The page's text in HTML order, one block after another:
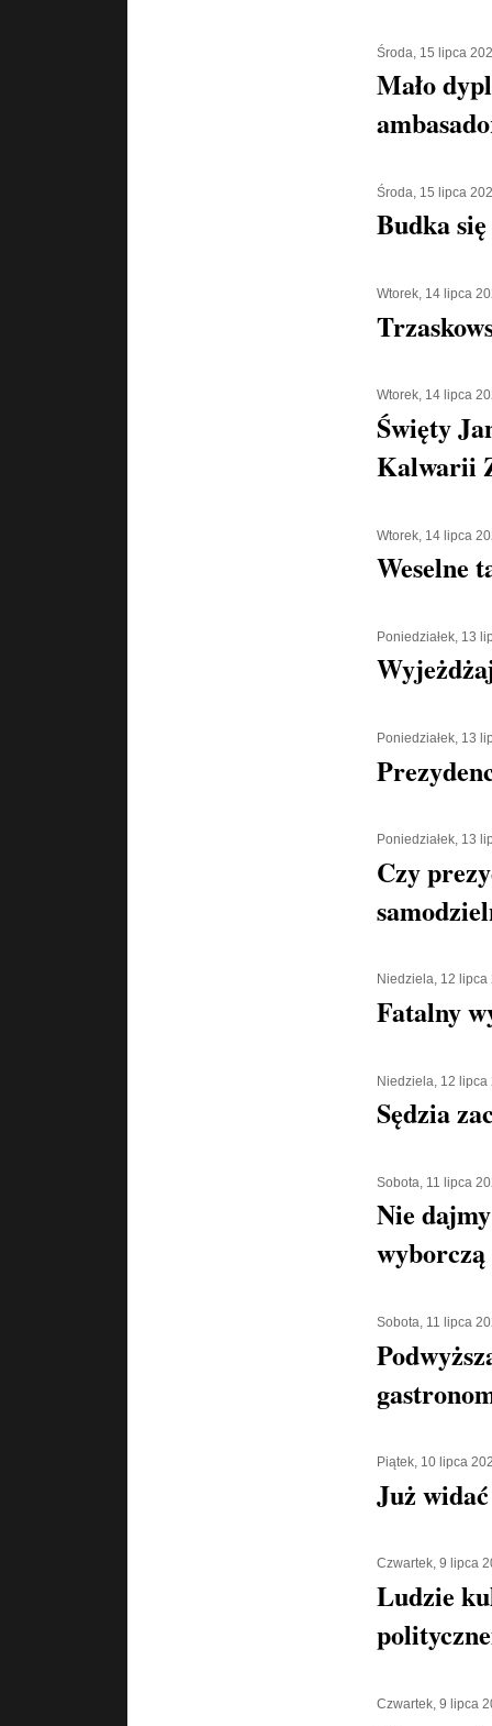
Środa, 15 lipca
Mało
Środa, 15 lipca
Budka
Wtorek, 14 lipca
Wtorek, 14 lipca
Święty
Kalwarii
Wtorek, 14 lipca
Weselne
Poniedziałek, 13
Poniedziałek, 13
Poniedziałek, 13
Czy
Niedziela, 12 lipca
Fatalny
Niedziela, 12 lipca
Sędzia
Sobota, 11 lipca
Nie
wyborczą
Sobota, 11 lipca
Piątek, 10 lipca
Już
Czwartek, 9 lipca
Ludzie
Czwartek, 9 lipca